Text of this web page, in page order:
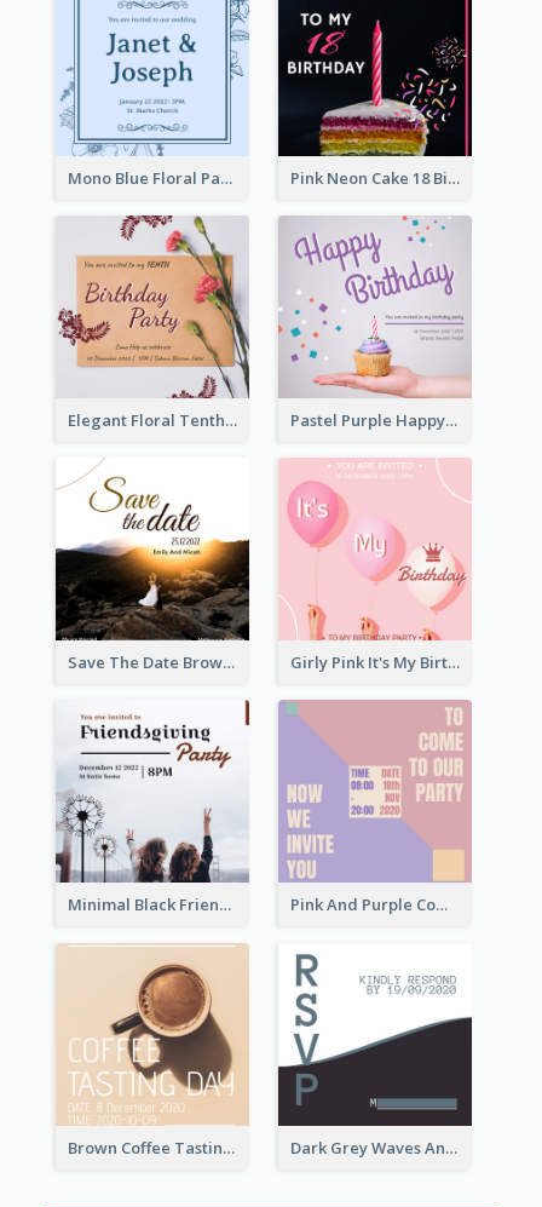
Mono Blue Floral Pattern Wedding Invitation Pink Neon Cake 18 Birthday Invitation
Elegant Floral Tenth Birthday Party Invitation Pastel Purple Happy Birthday Party Invitation
Save The Date Brown Marriage Invitation Girly Pink It's My Birthday Invitation
Minimal Black Friendsgiving Invitation Pink And Purple Come To our Party Invitation
Brown Coffee Tasting Day In December Invitation Dark Grey Waves And Curves Invitation